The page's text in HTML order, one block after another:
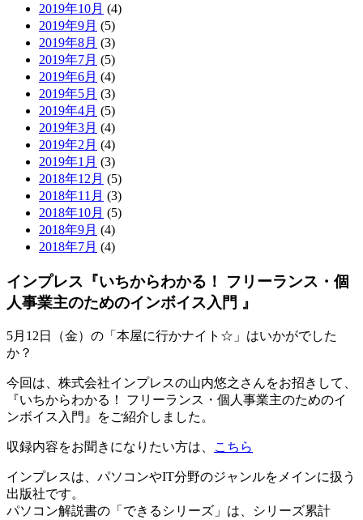
2019年10月 (4)
2019年9月 (5)
2019年8月 (3)
2019年7月 (5)
2019年6月 (4)
2019年5月 (3)
2019年4月 (5)
2019年3月 (4)
2019年2月 (4)
2019年1月 (3)
2018年12月 (5)
2018年11月 (3)
2018年10月 (5)
2018年9月 (4)
2018年7月 (4)
インプレス『いちからわかる！ フリーランス・個
人事業主のためのインボイス入門 』
5月12日（金）の「本屋に行かナイト☆」はいかがでした
か？
今回は、株式会社インプレスの山内悠之さんをお招きして、
『いちからわかる！ フリーランス・個人事業主のためのイ
ンボイス入門』をご紹介しました。
収録内容をお聞きになりたい方は、 こちら
インプレスは、パソコンやIT分野のジャンルをメインに扱う
出版社です。
パソコン解説書の「できるシリーズ」は、シリーズ累計